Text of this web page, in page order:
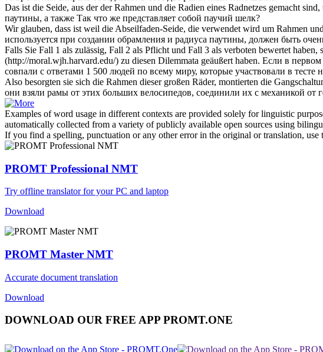
Das ist die Seide, aus der derRahmen und die Radien eines Radnetzes gemacht
паутины, а также Так что же представляет собой паучий шелк?
Wir glauben, dass ist weil die Abseilfaden-Seide, die verwendet wird um Rahmen
используется при создании обрамления и радиуса паутины, должен быть
Falls Sie Fall 1 als zulässig, Fall 2 als Pflicht und Fall 3 als verboten bewertet
(http://moral.wjh.harvard.edu/) zu diesen Dilemmata geäußert haben. Если в
совпали с ответами 1 500 людей по всему миру, которые участвовали в
Also besorgten sie sich die Rahmen dieser großen Räder, montierten die
они взяли рамы от этих больших велосипедов, соединили их с механикой
Examples of word usage in different contexts are provided solely for linguistic
automatically collected from a variety of publicly available open sources using
If you find a spelling, punctuation or any other error in the original or translation,
PROMT Professional NMT
Try offline translator for your PC and laptop
Download
PROMT Master NMT
Accurate document translation
Download
DOWNLOAD OUR FREE APP PROMT.ONE